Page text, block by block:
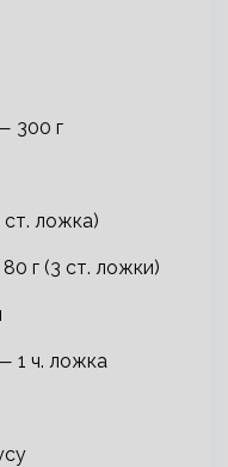
300 г
ложка)
г (3 ст. ложки)
1 ч. ложка